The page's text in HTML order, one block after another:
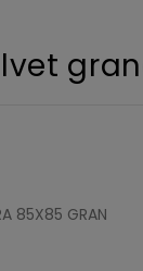
85X85 GRAN